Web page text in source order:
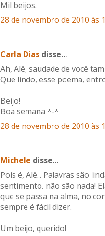
Mil beijos.
28 de novembro de 2010 às
Carla Dias disse...
Ah, Alê, saudade de você
Que lindo, esse poema,
Beijo!
Boa semana *-*
28 de novembro de 2010 às
Michele disse...
Pois é, Alê... Palavras são
sentimento, não são nada!
que se passa na alma, no
sempre é fácil dizer.
Um beijo, querido!